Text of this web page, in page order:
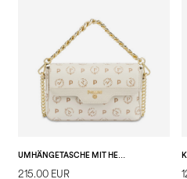
UMHÄNGETASCHE MIT HERITAGE-LOGO
215.00 EUR